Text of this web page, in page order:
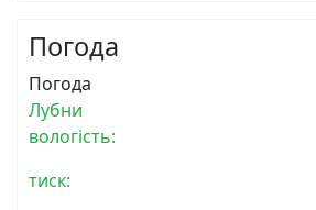
Погода
Погода
Лубни
вологість:
тиск: